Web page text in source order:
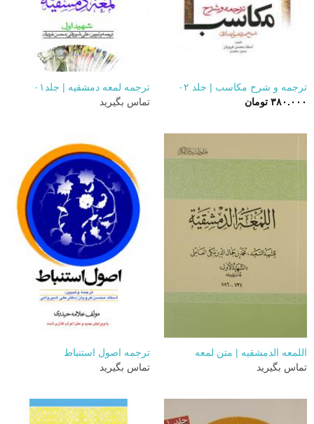
ترجمه و شرح مکاسب | جلد ۰۲
۳۸۰.۰۰۰ تومان
ترجمه لمعه دمشقیه | جلد۰۱
تماس بگیرید
اللمعه الدمشقیه | متن لمعه
تماس بگیرید
ترجمه اصول استنباط
تماس بگیرید